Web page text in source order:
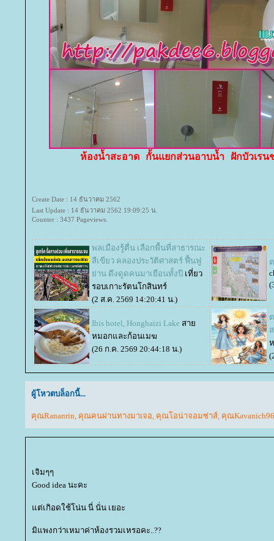
ห้องน้ำสะอาด กั้นแยกส่วนอาบน้ำ ฝักบัวเรนช
Create Date : 14 ธันวาคม 2562
Last Update : 14 ธันวาคม 2562 19:09:25 น.
Counter : 3437 Pageviews.
พลเมืองรู้ตื่น เลือกพื้นที่สาธารณะ
สีเขียว คลองประวัติศาสตร์ ฟื้นฟู
่าน ดึงดูดคนมาเยือนทั้งปี เที่ยว
รอบเกาะรัตนโกสินทร์
(2 ส.ค. 2569 14:20:41 น.)
Ibis hotel, Honghaizi Lake สา
หมอกและก้อนเมฆ
(26 ก.ค. 2569 20:44:18 น.)
ผู้โหวตบล็อกนี้...
คุณRananrin, คุณคนผ่านทางมาเจอ, คุณโอน่าจอมซ่าส์, คุณKavanich96
เจิมๆๆ
Good idea นะคะ
ต่เกิอดใช้โน่น นี่ นั่น เยอะ
มิแพงกว่าเหมาค่าห้องรวมเหรอคะ..??